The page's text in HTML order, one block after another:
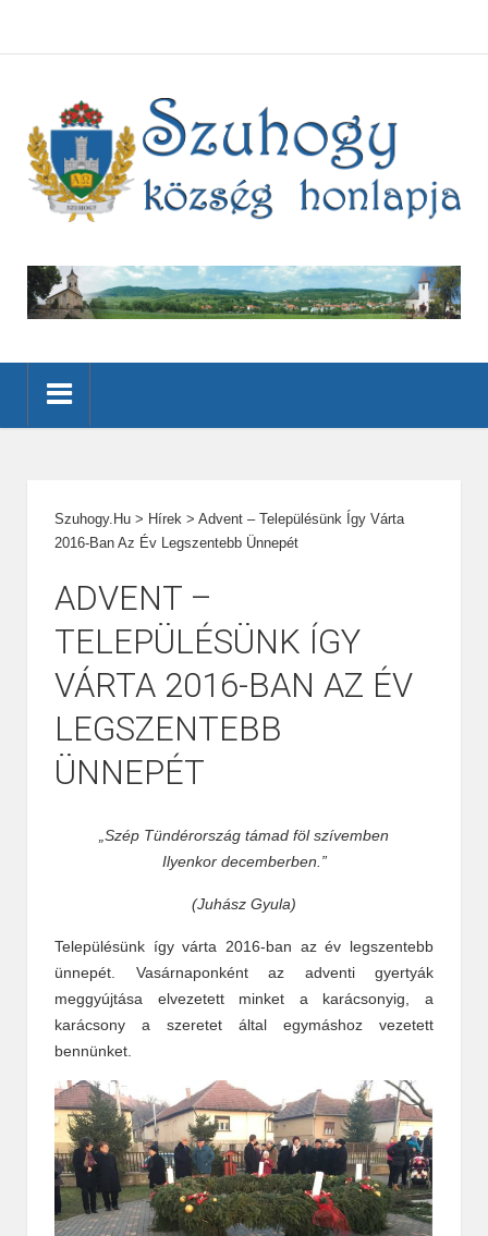
Szuhogy.hu > Hírek > Advent – Településünk Így Várta
2016-Ban Az Év Legszentebb Ünnepét
ADVENT –
TELEPÜLÉSÜNK ÍGY
VÁRTA 2016-BAN AZ ÉV
LEGSZENTEBB
ÜNNEPÉT
„Szép Tündérország támad föl szívemben
Ilyenkor decemberben.”
(Juhász Gyula)
Településünk így várta 2016-ban az év legszentebb
ünnepét. Vasárnaponként az adventi gyertyák
meggyújtása elvezetett minket a karácsonyig, a
karácsony a szeretet által egymáshoz vezetett
bennünket.